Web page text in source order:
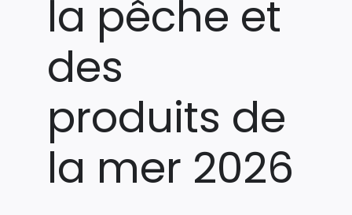
la pêche et
des
produits de
la mer 2026